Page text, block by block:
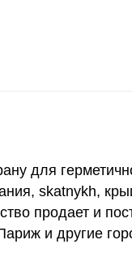
для
skatnykh,
продает и
и другие